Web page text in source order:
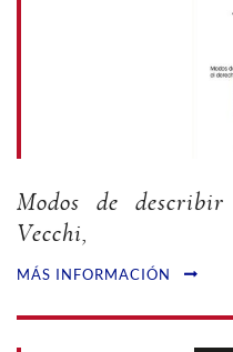
Modos de
Vecchi,
MÁS INFORMACIÓN